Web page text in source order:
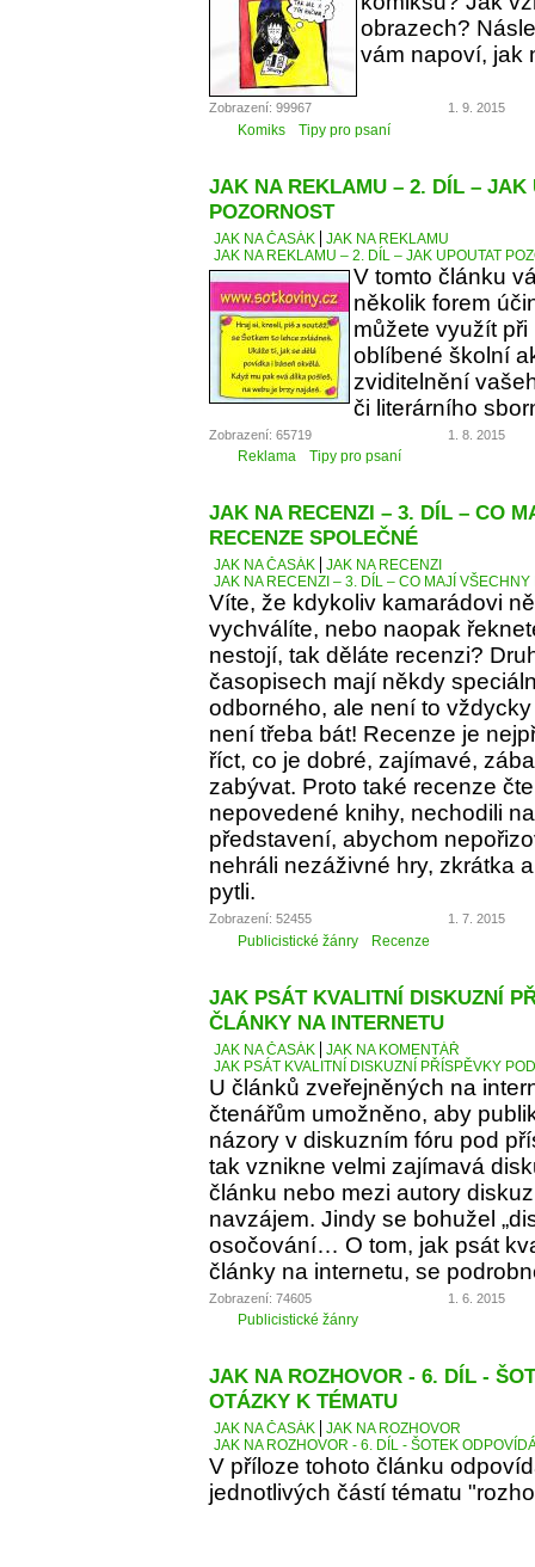
obrazech?
vám napoví, jak
Zobrazení: 99967 1. 9. 2015
Komiks Tipy pro psaní
JAK NA REKLAMU – 2. DÍL – JAK
POZORNOST
JAK NA ČASÁK
JAK NA REKLAMU
JAK NA REKLAMU – 2. DÍL – JAK UPOUTAT
V tomto článku
několik forem
můžete využít
oblíbené školní
zviditelnění
či literárního
Zobrazení: 65719 1. 8. 2015
Reklama Tipy pro psaní
JAK NA RECENZI – 3. DÍL – CO
RECENZE SPOLEČNÉ
JAK NA ČASÁK
JAK NA RECENZI
JAK NA RECENZI – 3. DÍL – CO MAJÍ
Víte, že kdykoliv kamarádovi
vychválíte, nebo naopak
nestojí, tak děláte recenzi?
časopisech mají někdy
odborného, ale není to
není třeba bát! Recenze je
říct, co je dobré, zajímavé,
zabývat. Proto také recenze
nepovedené knihy, nechodili
představení, abychom
nehráli nezáživné hry, zkrátka
pytli.
Zobrazení: 52455 1. 7. 2015
Publicistické žánry Recenze
JAK PSÁT KVALITNÍ DISKUZNÍ
ČLÁNKY NA INTERNETU
JAK NA ČASÁK
JAK NA KOMENTÁŘ
JAK PSÁT KVALITNÍ DISKUZNÍ PŘÍSPĚVKY
U článků zveřejněných na
čtenářům umožněno, aby
názory v diskuzním fóru pod
tak vznikne velmi zajímavá
článku nebo mezi autory
navzájem. Jindy se bohužel
osočování… O tom, jak psát
články na internetu, se
Zobrazení: 74605 1. 6. 2015
Publicistické žánry
JAK NA ROZHOVOR - 6. DÍL -
OTÁZKY K TÉMATU
JAK NA ČASÁK
JAK NA ROZHOVOR
JAK NA ROZHOVOR - 6. DÍL - ŠOTEK
V příloze tohoto článku
jednotlivých částí tématu